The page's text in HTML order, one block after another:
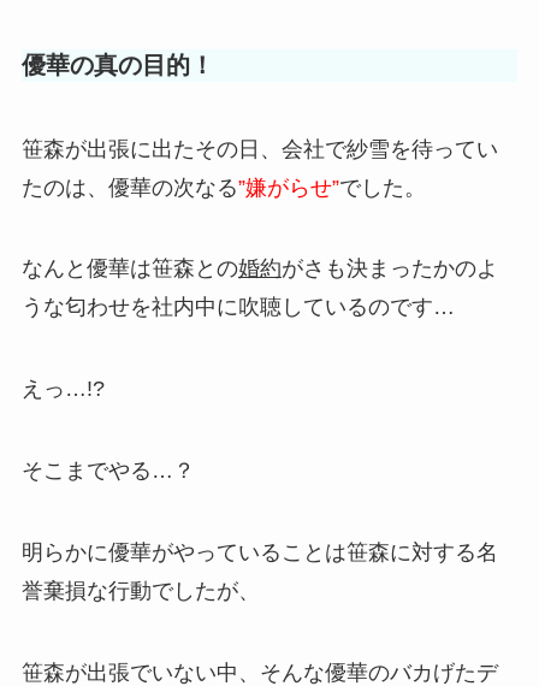
優華の真の目的！
笹森が出張に出たその日、会社で紗雪を待ってい
たのは、優華の次なる”嫌がらせ”でした。
なんと優華は笹森との婚約がさも決まったかのよ
うな匂わせを社内中に吹聴しているのです…
えっ…!?
そこまでやる…？
明らかに優華がやっていることは笹森に対する名
誉棄損な行動でしたが、
笹森が出張でいない中、そんな優華のバカげたデ